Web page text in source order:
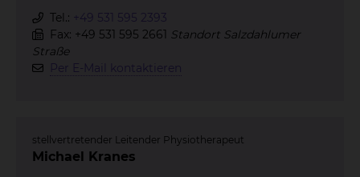
Tel.: +49 531 595 2393
Fax: +49 531 595 2661 Standort Salzdahlumer
Straße
Per E-Mail kontaktieren
stellvertretender Leitender Physiotherapeut
Michael Kranes